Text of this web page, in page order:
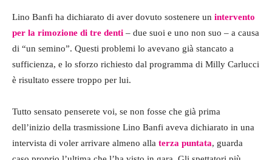
Lino Banfi ha dichiarato di aver dovuto sostenere un intervento
per la rimozione di tre denti – due suoi e uno non suo – a causa
di “un semino”. Questi problemi lo avevano già stancato a
sufficienza, e lo sforzo richiesto dal programma di Milly Carlucci
è risultato essere troppo per lui.
Tutto sensato penserete voi, se non fosse che già prima
dell’inizio della trasmissione Lino Banfi aveva dichiarato in una
intervista di voler arrivare almeno alla terza puntata, guarda